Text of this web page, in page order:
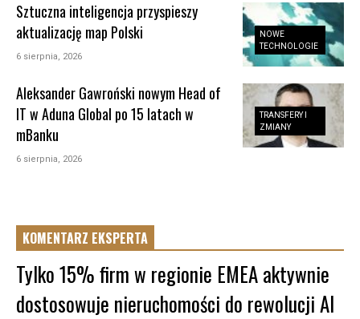
NOWE
TECHNOLOGIE
Sztuczna inteligencja przyspieszy
aktualizację map Polski
6 sierpnia, 2026
TRANSFERY I
ZMIANY
Aleksander Gawroński nowym Head of
IT w Aduna Global po 15 latach w
mBanku
6 sierpnia, 2026
KOMENTARZ EKSPERTA
Tylko 15% firm w regionie EMEA aktywnie
dostosowuje nieruchomości do rewolucji AI